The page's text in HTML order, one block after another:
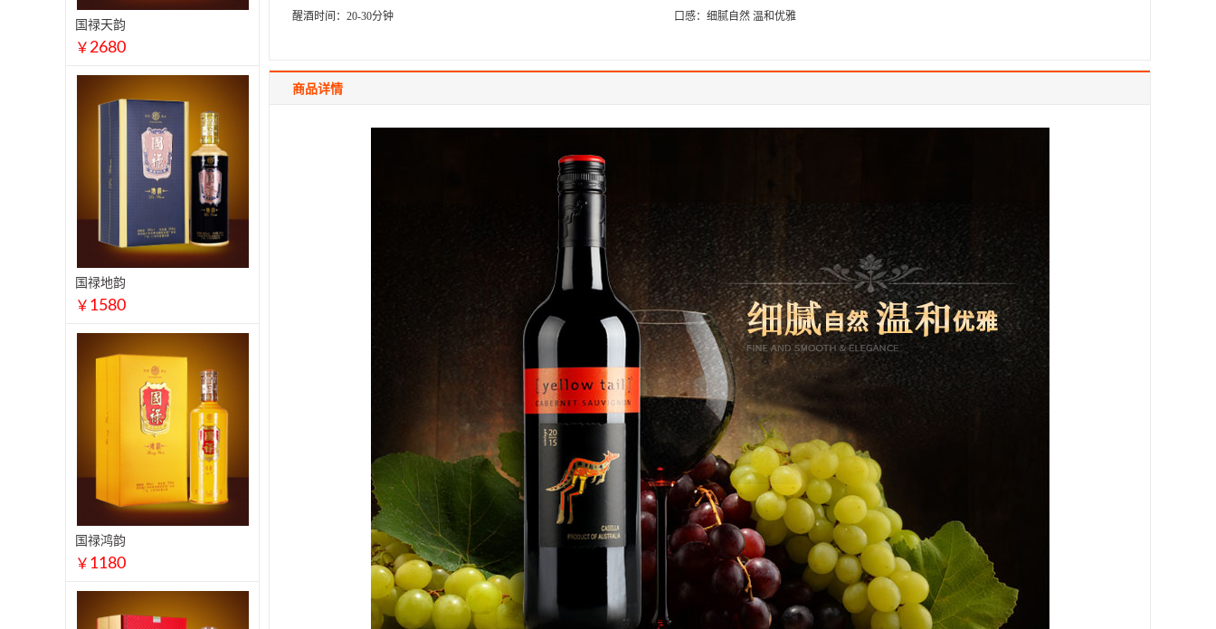
国禄天韵
￥2680
国禄地韵
￥ 1580
国禄鸿韵
￥ 1180
醒酒时间：20-30分钟
口感：细腻自然 温和优雅
商品详情